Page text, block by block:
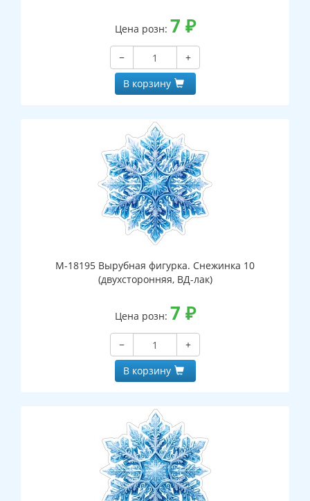
Цена розн: 7 ₽
−
+
В корзину
М-18195 Вырубная фигурка. Снежинка 10
(двухсторонняя, ВД-лак)
Цена розн: 7 ₽
−
+
В корзину